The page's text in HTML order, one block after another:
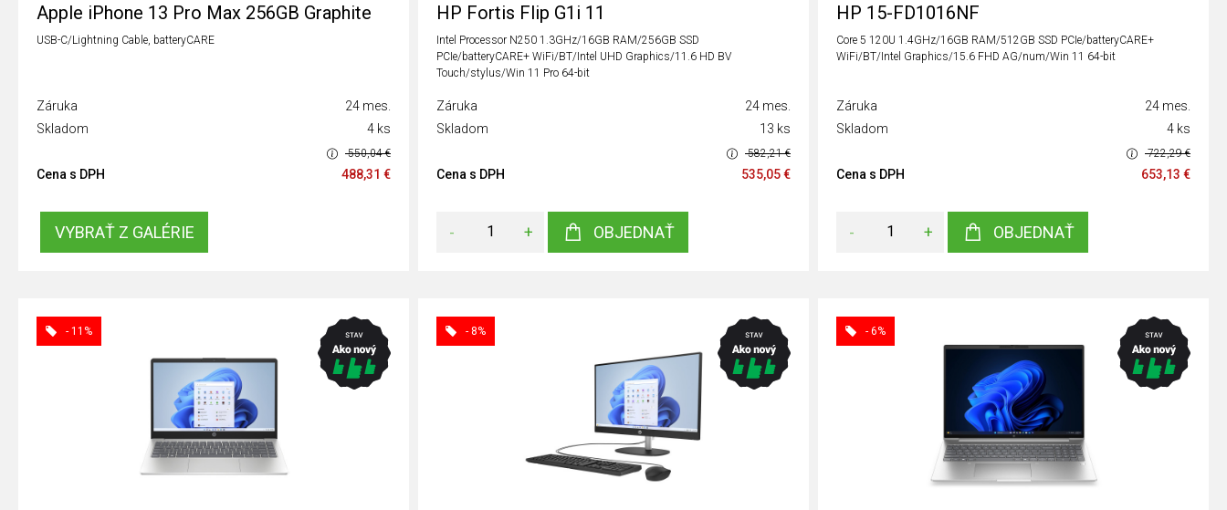
Apple iPhone 13 Pro Max 256GB Graphite
USB-C/Lightning Cable, batteryCARE
Záruka
24 mes.
Skladom
4 ks
550,04 €
Cena s DPH 488,31 €
VYBRAŤ Z GALÉRIE
HP Fortis Flip G1i 11
Intel Processor N250 1.3GHz/16GB RAM/256GB SSD
PCIe/batteryCARE+ WiFi/BT/Intel UHD Graphics/11.6 HD BV
Touch/stylus/Win 11 Pro 64-bit
Záruka
24 mes.
Skladom
13 ks
582,21 €
Cena s DPH 535,05 €
- + OBJEDNAŤ
HP 15-FD1016NF
Core 5 120U 1.4GHz/16GB RAM/512GB SSD PCIe/batteryCARE+
WiFi/BT/Intel Graphics/15.6 FHD AG/num/Win 11 64-bit
Záruka
24 mes.
Skladom
4 ks
722,29 €
Cena s DPH 653,13 €
- + OBJEDNAŤ
- 11% - 8% - 6%